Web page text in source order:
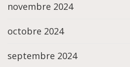
novembre 2024
octobre 2024
septembre 2024